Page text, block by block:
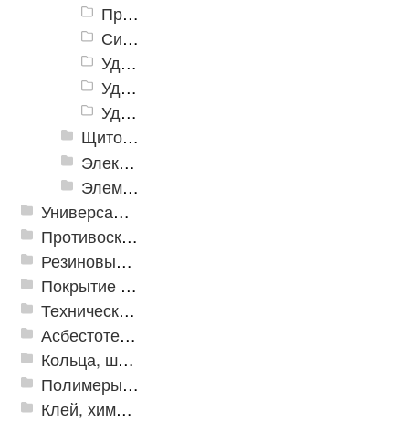
Провода и кабели
Силовые разъемы и колодки
Удлинители бытовые
Удлинители на катушке силовые
Удлинители-шнуры силовые
Щитовое оборудование
Электроустановочные изделия
Элементы питания и зарядные устройства
Универсальные модульные покрытия
Противоскользящая защита для лестниц, профили, ленты
Резиновые и ПВХ дорожки
Покрытие из резиновой крошки
Техническая резина
Асбестотехнические и теплоизоляционные материалы
Кольца, шайбы, манжеты
Полимеры и пластики
Клей, химия, сопутствующие товары